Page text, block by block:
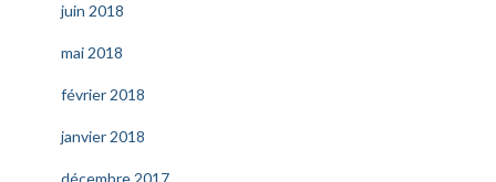
juin 2018
mai 2018
février 2018
janvier 2018
décembre 2017